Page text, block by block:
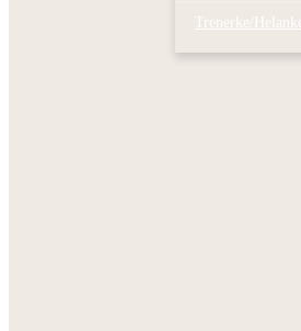
Trenerke/Helanke